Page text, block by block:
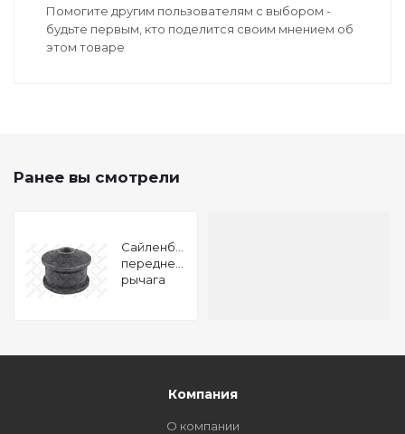
Помогите другим пользователям с выбором -
будьте первым, кто поделится своим мнением об
этом товаре
Ранее вы смотрели
Сайленблок
переднего
рычага
Компания
О компании